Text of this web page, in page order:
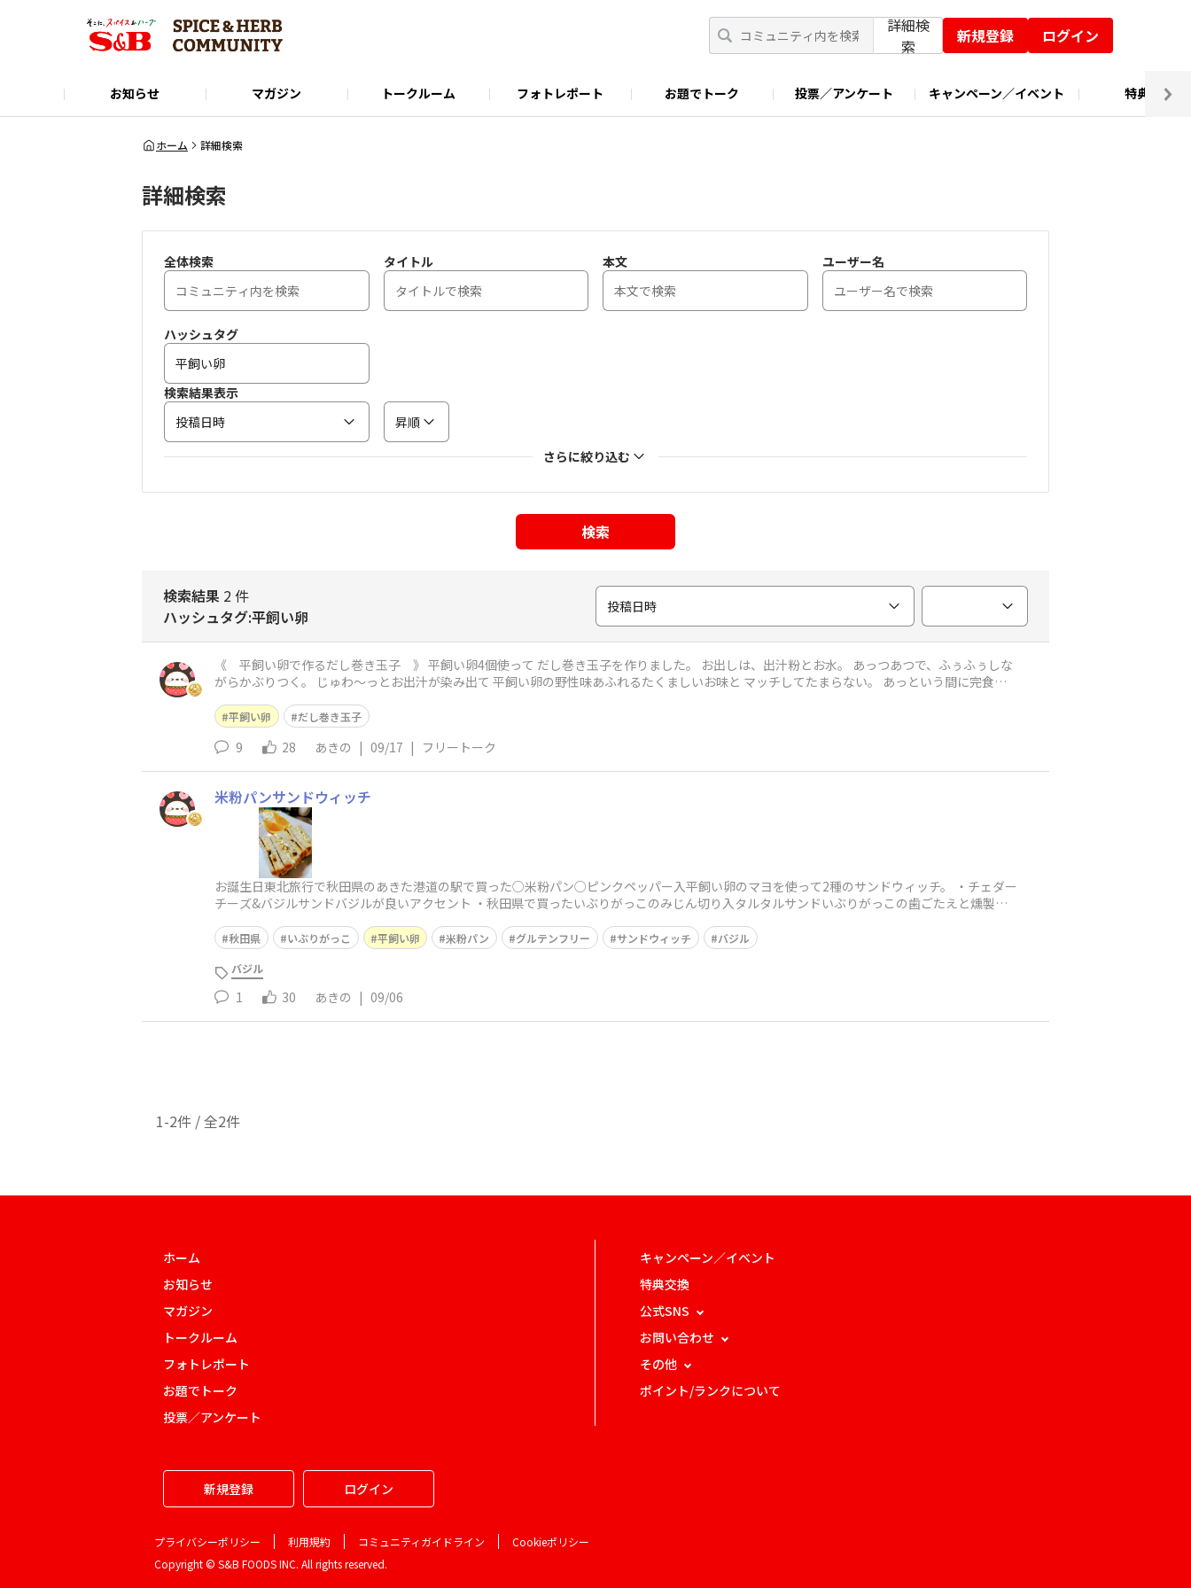
詳細検
索
新規登録 ログイン
お知らせ マガジン トークルーム フォトレポート お題でトーク 投票／アンケート キャンペーン／イベント 特典交換
Instagram X(Twitter)
SPICE&HERB COMMUNITYに関するお問い合わせ
使い方ガイド
ホーム 詳細検索
詳細検索
全体検索 タイトル 本文 ユーザー名
ハッシュタグ
検索結果表示
投稿日時
昇順
さらに絞り込む
検索
検索結果 2 件
ハッシュタグ:平飼い卵
投稿日時
《 平飼い卵で作るだし巻き玉子 》 平飼い卵4個使って だし巻き玉子を作りました。 お出しは、出汁粉とお水。 あっつあつで、ふぅふぅしな
がらかぶりつく。 じゅわ～っとお出汁が染み出て 平飼い卵の野性味あふれるたくましいお味と マッチしてたまらない。 あっという間に完食で
平飼い卵 だし巻き玉子
9 28 あきの | 09/17 | フリートーク
米粉パンサンドウィッチ
お誕生日東北旅行で秋田県のあきた港道の駅で買った○米粉パン○ピンクペッパー入平飼い卵のマヨを使って2種のサンドウィッチ。 ・チェダー
チーズ&バジルサンドバジルが良いアクセント ・秋田県で買ったいぶりがっこのみじん切り入タルタルサンドいぶりがっこの歯ごたえと燻製の
秋田県 いぶりがっこ 平飼い卵 米粉パン グルテンフリー サンドウィッチ バジル
バジル
1 30 あきの | 09/06
1-2件 / 全2件
ホーム
お知らせ
マガジン
トークルーム
フォトレポート
お題でトーク
投票／アンケート
キャンペーン／イベント
特典交換
公式SNS
お問い合わせ
その他
ポイント/ランクについて
新規登録 ログイン
プライバシーポリシー 利用規約 コミュニティガイドライン
Cookieポリシー
Copyright © S&B FOODS INC. All rights reserved.